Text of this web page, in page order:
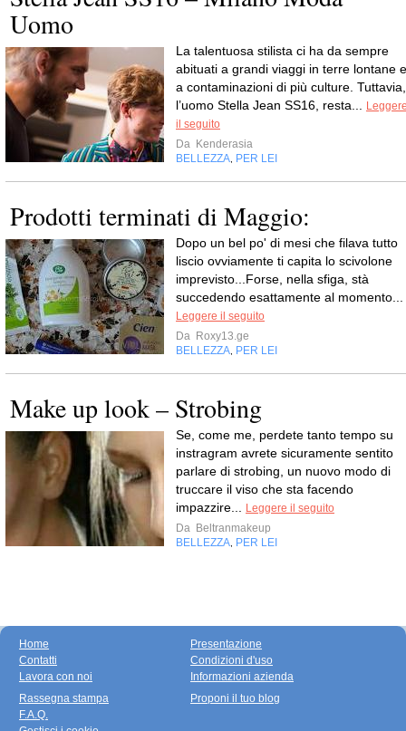
Uomo
La talentuosa stilista ci ha da sempre
abituati a grandi viaggi in terre lontane e
a contaminazioni di più culture. Tuttavia,
l’uomo Stella Jean SS16, resta...
il seguito
Da Kenderasia
BELLEZZA PER LEI
Prodotti terminati di Maggio:
Dopo un bel po' di mesi che filava tutto
liscio ovviamente ti capita lo scivolone
imprevisto...Forse, nella sfiga, stà
succedendo esattamente al momento...
Leggere il seguito
Da Roxy13.ge
BELLEZZA PER LEI
Make up look – Strobing
Se, come me, perdete tanto tempo su
instragram avrete sicuramente sentito
parlare di strobing, un nuovo modo di
truccare il viso che sta facendo
impazzire...
Leggere il seguito
Da Beltranmakeup
BELLEZZA PER LEI
Home
Contatti
Lavora con noi
Presentazione
Condizioni d'uso
Informazioni azienda
Rassegna stampa
F.A.Q.
Proponi il tuo blog